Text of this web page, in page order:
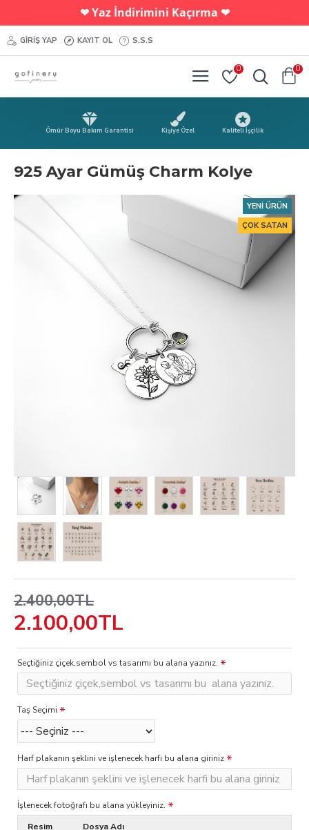
❤︎Yaz İndirimini Kaçırma ❤︎
GIRIŞ YAP KAYIT OL S.S.S
0 0
Ömür Boyu Bakım Garantisi Kişiye Özel Kaliteli İşçilik
925 Ayar Gümüş Charm Kolye
YENI ÜRÜN
ÇOK SATAN
2.100,00TL
2.400,00TL
Seçtiğiniz çiçek,sembol vs tasarımı bu alana yazınız.
Taş Seçimi
Harf plakanın şeklini ve işlenecek harfi bu alana giriniz
İşlenecek fotoğrafı bu alana yükleyiniz.
Resim
Dosya Adı